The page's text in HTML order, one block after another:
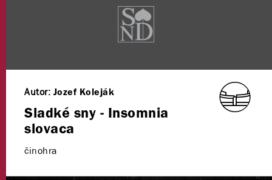
Autor: Jozef Koleják
Sladké sny - Insomnia
slovaca
činohra